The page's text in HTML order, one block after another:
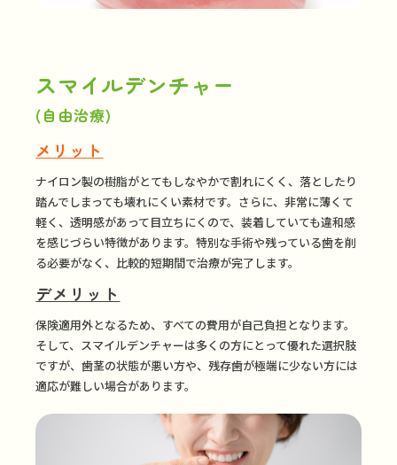
スマイルデンチャー
(自由治療)
メリット
ナイロン製の樹脂がとてもしなやかで割れにくく、落としたり
踏んでしまっても壊れにくい素材です。さらに、非常に薄くて
軽く、透明感があって目立ちにくので、装着していても違和感
を感じづらい特徴があります。特別な手術や残っている歯を削
る必要がなく、比較的短期間で治療が完了します。
デメリット
保険適用外となるため、すべての費用が自己負担となります。
そして、スマイルデンチャーは多くの方にとって優れた選択肢
ですが、歯茎の状態が悪い方や、残存歯が極端に少ない方には
適応が難しい場合があります。